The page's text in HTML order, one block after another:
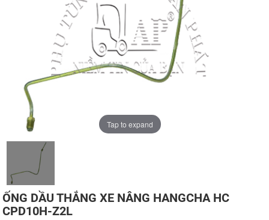
Tap to expand
ỐNG DẦU THẮNG XE NÂNG HANGCHA HC
CPD10H-Z2L